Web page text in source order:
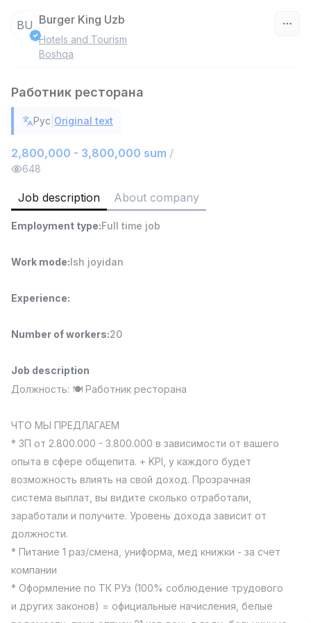
Uzbekistan
Warehouse Assistant
ASIAN
Full time job
Ish joyidan
Delivery
3,500,000 - 8,000,000 sum/
ASIAN
6,000,000 - 15,000,000 sum
2,600,000 - 5,000,000 sum
LES AILES
Pharmacist
3,000,000 - 10,000,000 sum
NAVBAHOR APTEKA
Full time job
Ish joyidan
TOP
Sales Operator (Girls Only!)
Negotiable
NAFF
Sales Agent
TOP
BU Burger King Uzb
Hotels and Tourism
Boshqa
Работник ресторана
Рус Original text
2,800,000 - 3,800,000 sum /
648
Job description About company
Employment type:Full time job
Work mode:Ish joyidan
Experience:
Number of workers:20
Job description
Должность: 🍽️ Работник ресторана
ЧТО МЫ ПРЕДЛАГАЕМ
* ЗП от 2.800.000 - 3.800.000 в зависимости от вашего
опыта в сфере общепита. + KPI, у каждого будет
возможность влиять на свой доход. Прозрачная
система выплат, вы видите сколько отработали,
заработали и получите. Уровень дохода зависит от
должности.
* Питание 1 раз/смена, униформа, мед книжки - за счет
компании
* Оформление по ТК РУз (100% соблюдение трудового
и других законов) = официальные начисления, белые
Vacancies Job categories Companies Profile